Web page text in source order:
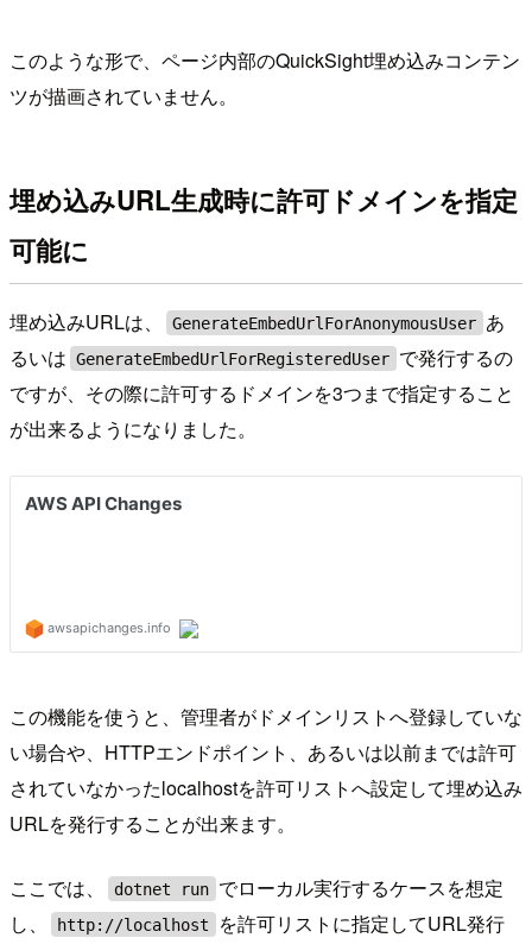
このような形で、ページ内部のQuickSight埋め込みコンテン
ツが描画されていません。
埋め込みURL生成時に許可ドメインを指定
可能に
埋め込みURLは、 GenerateEmbedUrlForAnonymousUser あ
るいは GenerateEmbedUrlForRegisteredUser で発行するの
ですが、その際に許可するドメインを3つまで指定すること
が出来るようになりました。
この機能を使うと、管理者がドメインリストへ登録していな
い場合や、HTTPエンドポイント、あるいは以前までは許可
されていなかったlocalhostを許可リストへ設定して埋め込み
URLを発行することが出来ます。
ここでは、 dotnet run でローカル実行するケースを想定
し、
http://localhost
を許可リストに指定してURL発行